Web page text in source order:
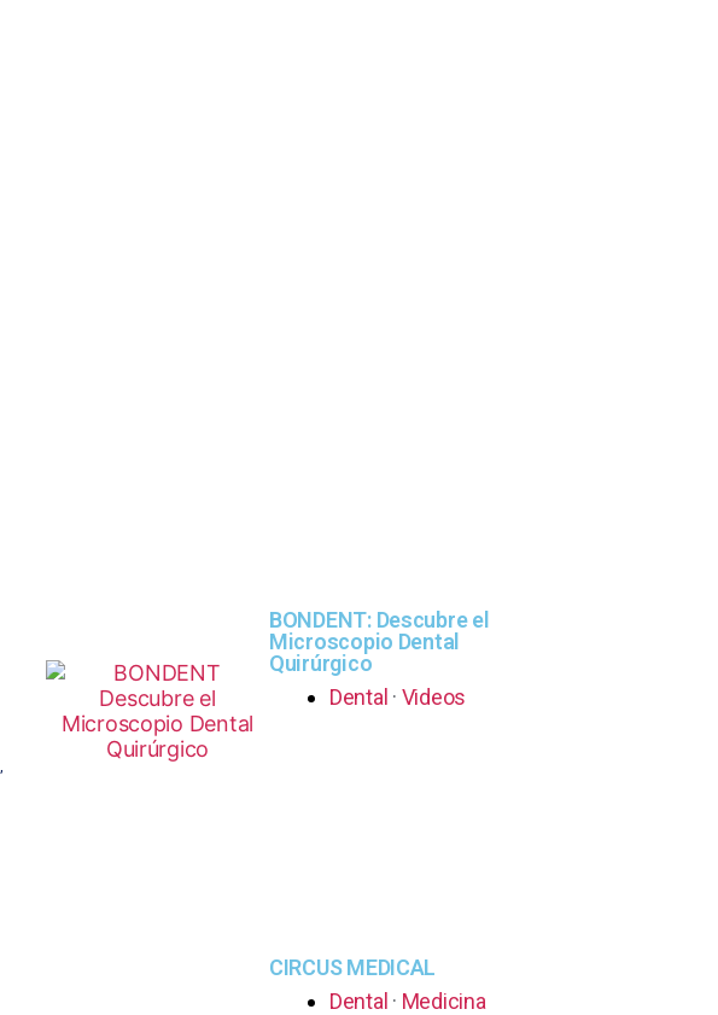
BONDENT: Descubre el
Microscopio Dental
Quirúrgico
Dental · Videos
CIRCUS MEDICAL
Dental · Medicina